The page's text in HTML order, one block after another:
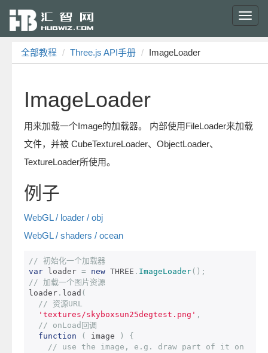
全部教程 Three.js API手册 ImageLoader
ImageLoader
用来加载一个Image的加载器。 内部使用FileLoader来加载
文件，并被 CubeTextureLoader、ObjectLoader、
TextureLoader所使用。
例子
WebGL / loader / obj
WebGL / shaders / ocean
// 初始化一个加载器
var loader = new THREE . ImageLoader();
// 加载一个图片资源
loader . load (
// 资源URL
'textures/skyboxsun25degtest.png' ,
// onLoad回调
function
( image )
{
// use the image, e.g. draw part of it on